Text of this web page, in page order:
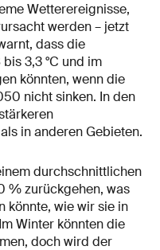
Wetterereignisse,
werden – jetzt
dass die
3,3 °C und im
könnten, wenn die
nicht sinken. In den
in anderen Gebieten.
durchschnittlichen
% zurückgehen, was
könnte, wie wir sie in
Winter könnten die
doch wird der